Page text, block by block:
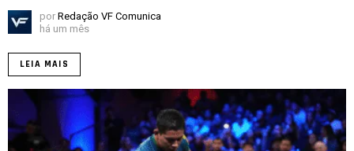
por Redação VF Comunica
há um mês
LEIA MAIS